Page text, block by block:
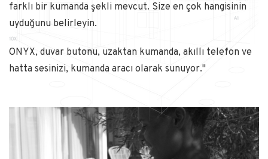
farklı bir kumanda şekli mevcut. Size en çok hangisinin
uyduğunu belirleyin.
ONYX, duvar butonu, uzaktan kumanda, akıllı telefon ve
hatta sesinizi, kumanda aracı olarak sunuyor."